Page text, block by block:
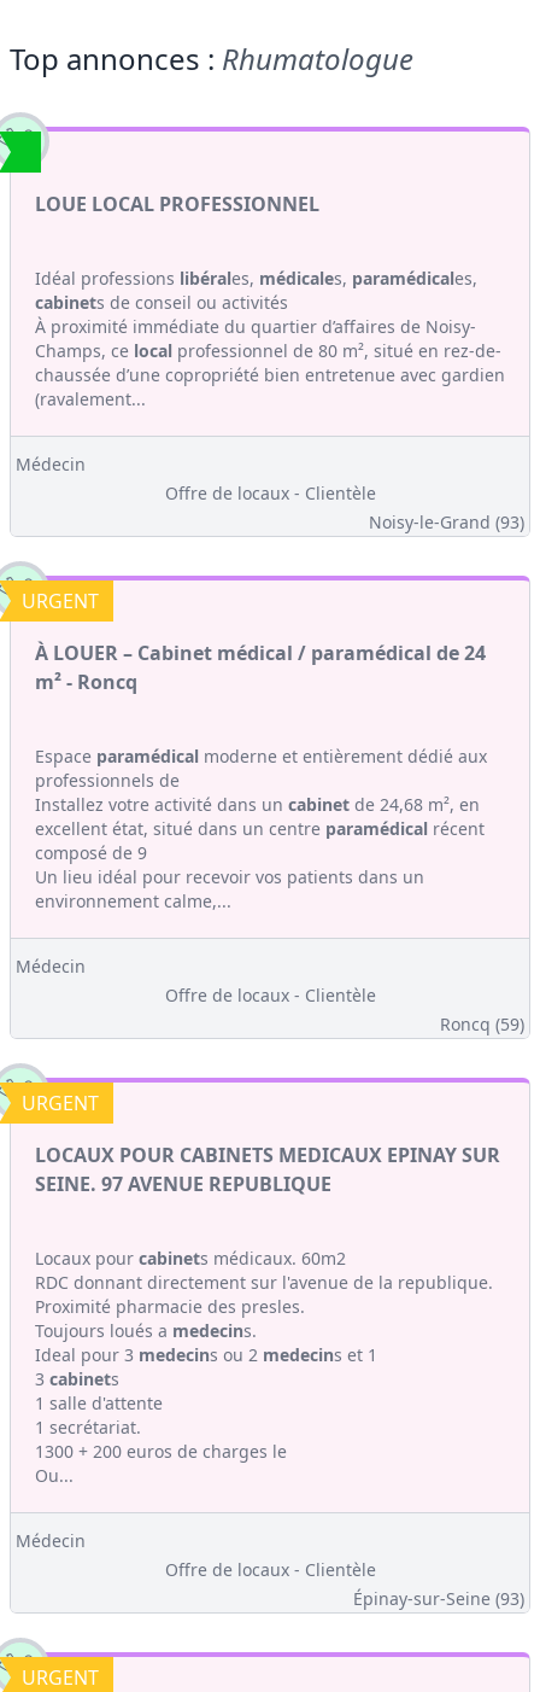
Top annonces : Rhumatologue
LOUE LOCAL PROFESSIONNEL
Idéal professions libérales, médicales, paramédicales,
cabinets de conseil ou activités
À proximité immédiate du quartier d’affaires de Noisy-
Champs, ce local professionnel de 80 m², situé en rez-de-
chaussée d’une copropriété bien entretenue avec gardien
(ravalement...
Médecin
Offre de locaux - Clientèle
Noisy-le-Grand (93)
URGENT
À LOUER – Cabinet médical / paramédical de 24
m² - Roncq
Espace paramédical moderne et entièrement dédié aux
professionnels de
Installez votre activité dans un cabinet de 24,68 m², en
excellent état, situé dans un centre paramédical récent
composé de 9
Un lieu idéal pour recevoir vos patients dans un
environnement calme,...
Médecin
Offre de locaux - Clientèle
Roncq (59)
URGENT
LOCAUX POUR CABINETS MEDICAUX EPINAY SUR
SEINE. 97 AVENUE REPUBLIQUE
Locaux pour cabinets médicaux. 60m2
RDC donnant directement sur l'avenue de la republique.
Proximité pharmacie des presles.
Toujours loués a medecins.
Ideal pour 3 medecins ou 2 medecins et 1
3 cabinets
1 salle d'attente
1 secrétariat.
1300 + 200 euros de charges le
Ou...
Médecin
Offre de locaux - Clientèle
Épinay-sur-Seine (93)
URGENT